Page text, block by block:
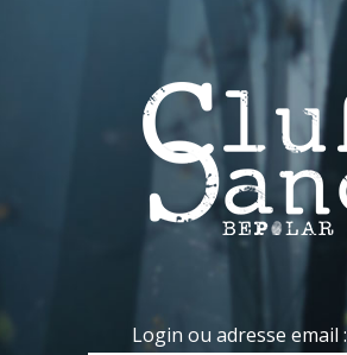
Login ou adresse email :